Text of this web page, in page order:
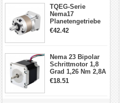
TQEG-Serie
Nema17
Planetengetriebe
10:1 Spiel 15Arc-
€42.42
Nema 23 Bipolar
Schrittmotor 1,8
Grad 1,26 Nm 2,8A
2,5V 4 Drähte
€18.51